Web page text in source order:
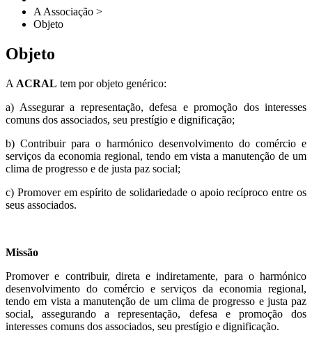
A Associação >
Objeto
Objeto
A ACRAL tem por objeto genérico:
a) Assegurar a representação, defesa e promoção dos interesses
comuns dos associados, seu prestígio e dignificação;
b) Contribuir para o harmónico desenvolvimento do comércio e
serviços da economia regional, tendo em vista a manutenção de um
clima de progresso e de justa paz social;
c) Promover em espírito de solidariedade o apoio recíproco entre os
seus associados.
Missão
Promover e contribuir, direta e indiretamente, para o harmónico
desenvolvimento do comércio e serviços da economia regional,
tendo em vista a manutenção de um clima de progresso e justa paz
social, assegurando a representação, defesa e promoção dos
interesses comuns dos associados, seu prest­ígio e dignificação.